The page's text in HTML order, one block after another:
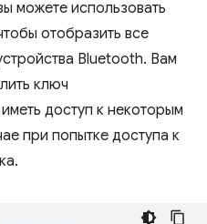
можете использовать
отобразить все
Bluetooth. Вам
ключ
доступ к некоторым
при попытке доступа к